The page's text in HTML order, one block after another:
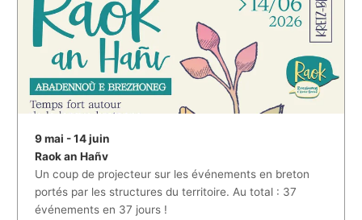
9 mai - 14 juin
Raok an Hañv
Un coup de projecteur sur les événements en breton
portés par les structures du territoire. Au total : 37
événements en 37 jours !